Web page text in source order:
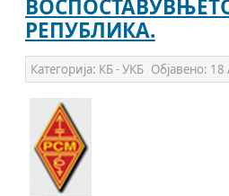
РЕПУБЛИКА.
Категорија: КБ - УКБ Објавено: 18